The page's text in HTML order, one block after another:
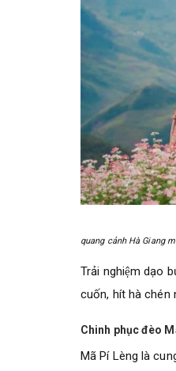
quang cảnh Hà Giang
Trải nghiệm dạo
cuốn, hít hà chén
Chinh phục đèo
Mã Pí Lèng là